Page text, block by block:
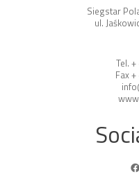
Siegstar
ul.
Tel.
Fax